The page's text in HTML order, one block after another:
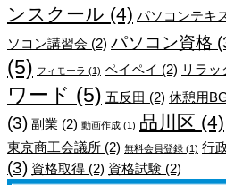
ンスクール (4) パソコンテキ
ソコン講習会 (2) パソコン資格
(5) フィモーラ (1) ペイペイ (2) リラッ
ワード (5) 五反田 (2) 休憩用
(3) 副業 (2) 動画作成 (1) 品川区 (4)
東京商工会議所 (2) 無料会員登録 (1) 行
(3) 資格取得 (2) 資格試験 (2)